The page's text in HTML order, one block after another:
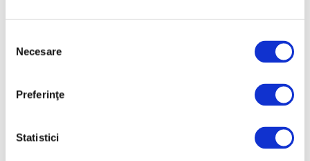
consimțământului
Necesare
Preferinţe
Statistici
Bestiarul lui Banksy – Ultima
„păstrată în siguranță”